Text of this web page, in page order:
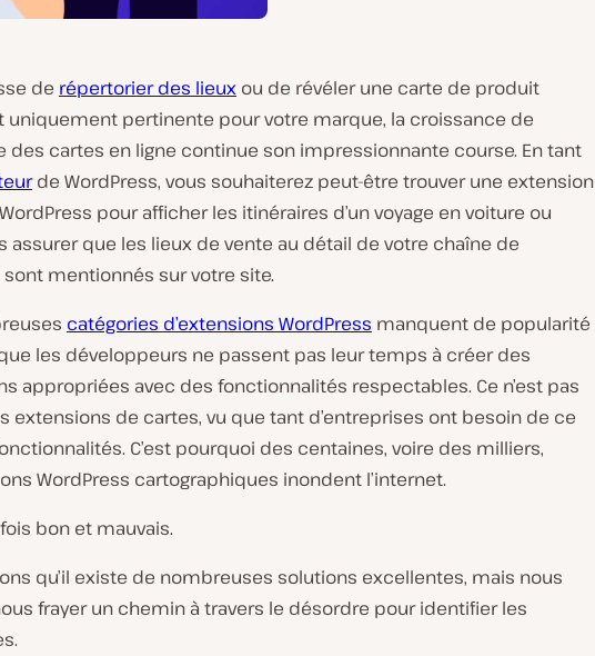
de répertorier des lieux ou de révéler une carte de produit
uniquement pertinente pour votre marque, la croissance de
des cartes en ligne continue son impressionnante course. En tant
de WordPress, vous souhaiterez peut-être trouver une extension
pour afficher les itinéraires d’un voyage en voiture ou
assurer que les lieux de vente au détail de votre chaîne de
mentionnés sur votre site.
catégories d’extensions WordPress manquent de popularité
les développeurs ne passent pas leur temps à créer des
appropriées avec des fonctionnalités respectables. Ce n’est pas
extensions de cartes, vu que tant d’entreprises ont besoin de ce
C’est pourquoi des centaines, voire des milliers,
WordPress cartographiques inondent l’internet.
fois bon et mauvais.
qu’il existe de nombreuses solutions excellentes, mais nous
frayer un chemin à travers le désordre pour identifier les